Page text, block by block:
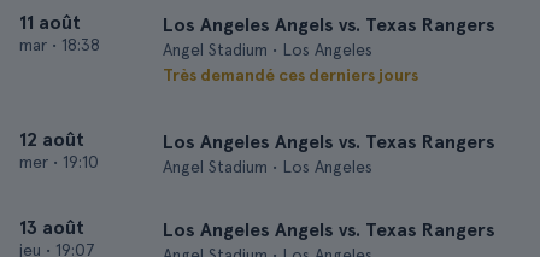
11 août
mar • 18:38
Los Angeles Angels vs. Texas Rangers
Angel Stadium • Los Angeles
Très demandé ces derniers jours
12 août
mer • 19:10
Los Angeles Angels vs. Texas Rangers
Angel Stadium • Los Angeles
13 août
jeu • 19:07
Los Angeles Angels vs. Texas Rangers